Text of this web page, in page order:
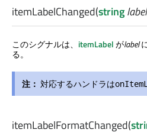
itemLabelChanged(stringlabel
このシグナルは、 itemLabelがlabel
る。
注： 対応するハンドラは
itemLabelFormatChanged(